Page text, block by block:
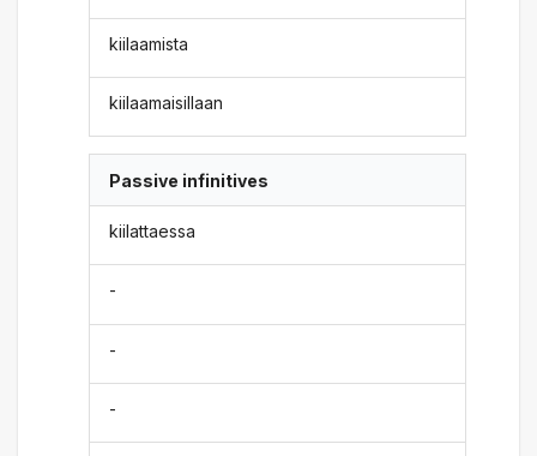
kiilaamista
kiilaamaisillaan
Passive infinitives
kiilattaessa
-
-
-